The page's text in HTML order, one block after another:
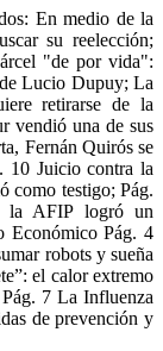
En medio de la
su reelección;
"de por vida":
Lucio Dupuy; La
retirarse de la
vendió una de sus
Fernán Quirós se
10 Juicio contra la
como testigo; Pág.
la AFIP logró un
Económico Pág. 4
robots y sueña
el calor extremo
7 La Influenza
de prevención y